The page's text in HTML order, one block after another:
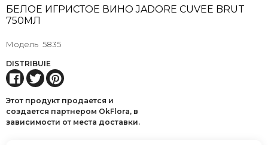
БЕЛОЕ ИГРИСТОЕ ВИНО JADORE CUVEE BRUT
750МЛ
Модель 5835
DISTRIBUIE
Этот продукт продается и
создается партнером OkFlora, в
зависимости от места доставки.